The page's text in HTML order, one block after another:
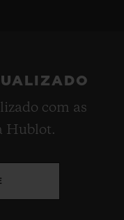
com as
Hublot.